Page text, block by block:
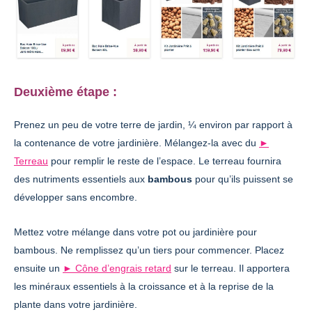
Deuxième étape :
Prenez un peu de votre terre de jardin, ¼ environ par rapport à
la contenance de votre jardinière. Mélangez-la avec du ►
Terreau pour remplir le reste de l’espace. Le terreau fournira
des nutriments essentiels aux bambous pour qu’ils puissent se
développer sans encombre.
Mettez votre mélange dans votre pot ou jardinière pour
bambous. Ne remplissez qu’un tiers pour commencer. Placez
ensuite un ► Cône d’engrais retard sur le terreau. Il apportera
les minéraux essentiels à la croissance et à la reprise de la
plante dans votre jardinière.